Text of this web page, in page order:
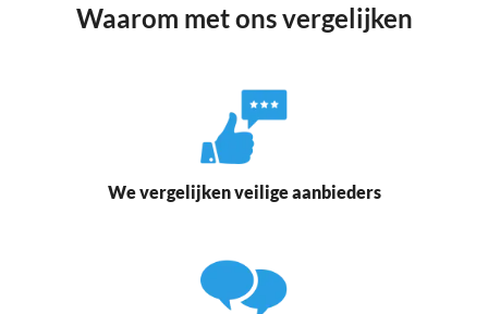
Waarom met ons vergelijken
We vergelijken veilige aanbieders